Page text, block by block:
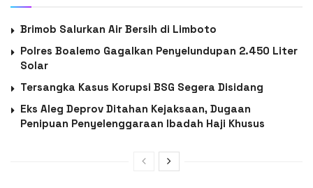
Brimob Salurkan Air Bersih di Limboto
Polres Boalemo Gagalkan Penyelundupan 2.450 Liter
Solar
Tersangka Kasus Korupsi BSG Segera Disidang
Eks Aleg Deprov Ditahan Kejaksaan, Dugaan
Penipuan Penyelenggaraan Ibadah Haji Khusus